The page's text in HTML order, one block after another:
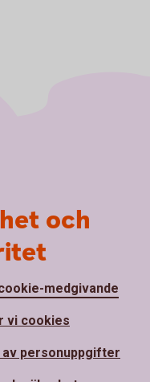
och
medgivande
vi cookies
av personuppgifter